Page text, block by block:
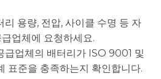
리 용량, 전압, 사이클 수명 등 자
업체에 요청하세요.
급업체의 배터리가 ISO 9001 및
표준을 충족하는지 확인합니다.